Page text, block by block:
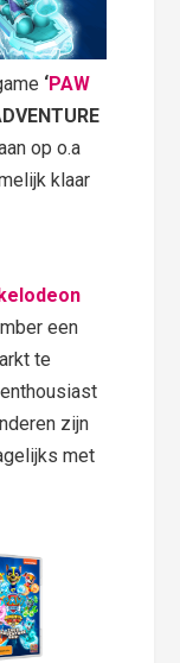
‘PAW
op o.a
klaar
een
te
zijn
met